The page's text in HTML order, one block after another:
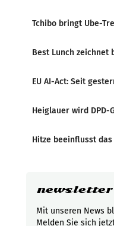
Tchibo bringt Ube-
Best Lunch zeichnet
EU AI-Act: Seit
Heiglauer wird DPD-
Hitze beeinflusst
newsletter
Mit unseren News
Melden Sie sich